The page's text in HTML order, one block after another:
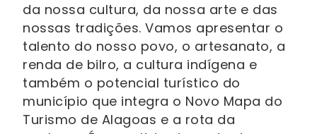
da nossa cultura, da nossa arte e das
nossas tradições. Vamos apresentar o
talento do nosso povo, o artesanato, a
renda de bilro, a cultura indígena e
também o potencial turístico do
município que integra o Novo Mapa do
Turismo de Alagoas e a rota da